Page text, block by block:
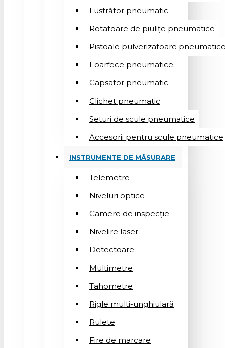
Lustrător pneumatic
Rotatoare de piulițe pneumatice
Pistoale pulverizatoare
Foarfece pneumatice
Capsator pneumatic
Clichet pneumatic
Seturi de scule pneumatice
Accesorii pentru scule pneumatice
INSTRUMENTE DE MĂSURARE
Telemetre
Niveluri optice
Camere de inspecție
Nivelire laser
Detectoare
Multimetre
Tahometre
Rigle multi-unghiulară
Rulete
Fire de marcare